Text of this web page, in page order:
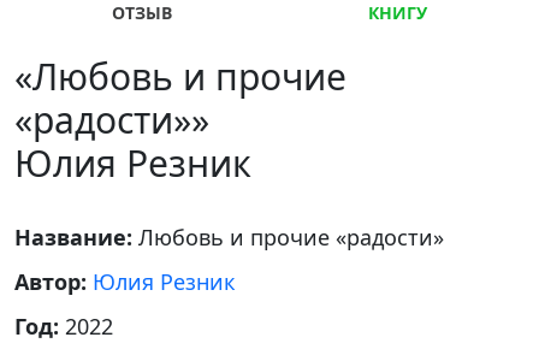
ОТЗЫВ
КНИГУ
«Любовь и прочие
«радости»»
Юлия Резник
Название: Любовь и прочие «радости»
Автор: Юлия Резник
Год: 2022